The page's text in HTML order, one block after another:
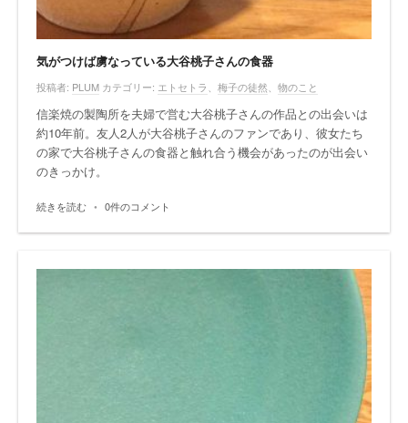
気がつけば虜なっている大谷桃子さんの食器
投稿者: PLUM カテゴリー: エトセトラ 梅子の徒然 物のこと
信楽焼の製陶所を夫婦で営む大谷桃子さんの作品との出会いは
約10年前。友人2人が大谷桃子さんのファンであり、彼女たち
の家で大谷桃子さんの食器と触れ合う機会があったのが出会い
のきっかけ。
続きを読む • 0件のコメント